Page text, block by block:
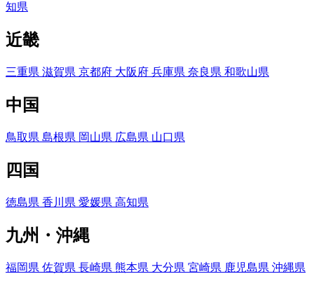
知県
近畿
三重県 滋賀県 京都府 大阪府 兵庫県 奈良県 和歌山県
中国
鳥取県 島根県 岡山県 広島県 山口県
四国
徳島県 香川県 愛媛県 高知県
九州・沖縄
福岡県 佐賀県 長崎県 熊本県 大分県 宮崎県 鹿児島県 沖縄県